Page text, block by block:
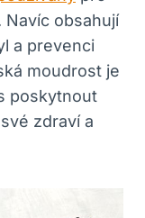
Navíc obsahují
a prevenci
moudrost je
poskytnout
zdraví a